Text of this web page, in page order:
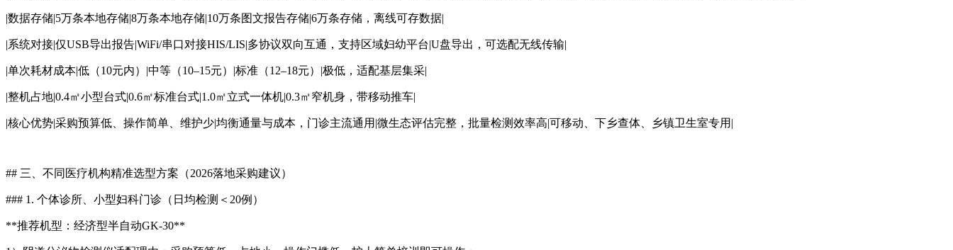
|数据存储|5万条本地存储|8万条本地存储|10万条图文报告存储|6万条存储，离线可存数据|
|系统对接|仅USB导出报告|WiFi/串口对接HIS/LIS|多协议双向互通，支持区域妇幼平台|U盘导出，可选配无线传输|
|单次耗材成本|低（10元内）|中等（10–15元）|标准（12–18元）|极低，适配基层集采|
|整机占地|0.4㎡小型台式|0.6㎡标准台式|1.0㎡立式一体机|0.3㎡窄机身，带移动推车|
|核心优势|采购预算低、操作简单、维护少|均衡通量与成本，门诊主流通用|微生态评估完整，批量检测效率高|可移动、下乡查体、乡镇卫生室专用|
## 三、不同医疗机构精准选型方案（2026落地采购建议）
### 1. 个体诊所、小型妇科门诊（日均检测＜20例）
**推荐机型：经济型半自动GK-30**